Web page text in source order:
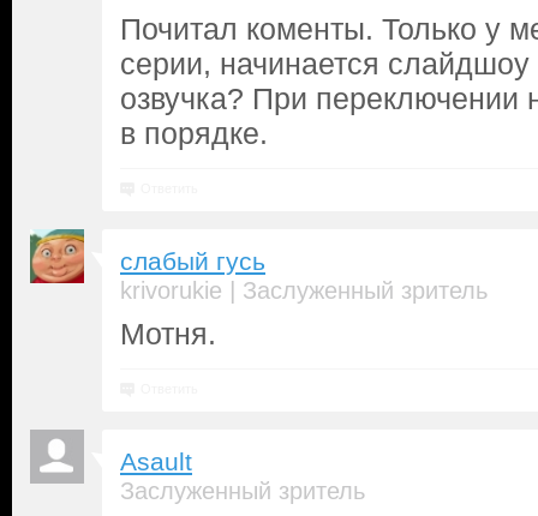
Почитал коменты. Только у
серии, начинается
озвучка? При переключении
в порядке.
слабый гусь
krivorukie | Заслуженный зритель
Мотня.
Asault
Заслуженный зритель